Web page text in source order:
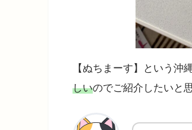
【ぬちまーす】という沖
しいのでご紹介したいと